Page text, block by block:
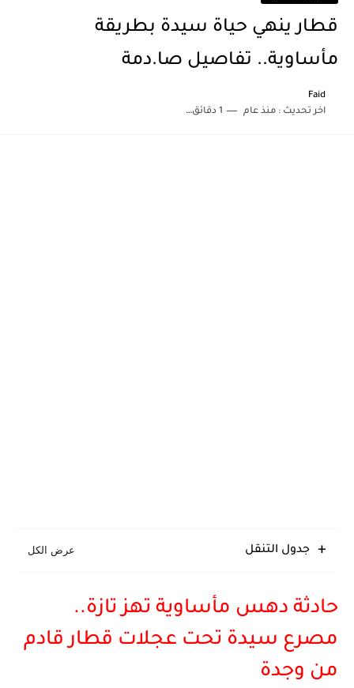
قطار ينهي حياة سيدة بطريقة
مأساوية.. تفاصيل صا.دمة
Faid
اخر تحديث :منذ عام 1 دقائق للقراءة
جدول التنقل
حادثة دهس مأساوية تهز تازة..
مصرع سيدة تحت عجلات قطار قادم
من وجدة